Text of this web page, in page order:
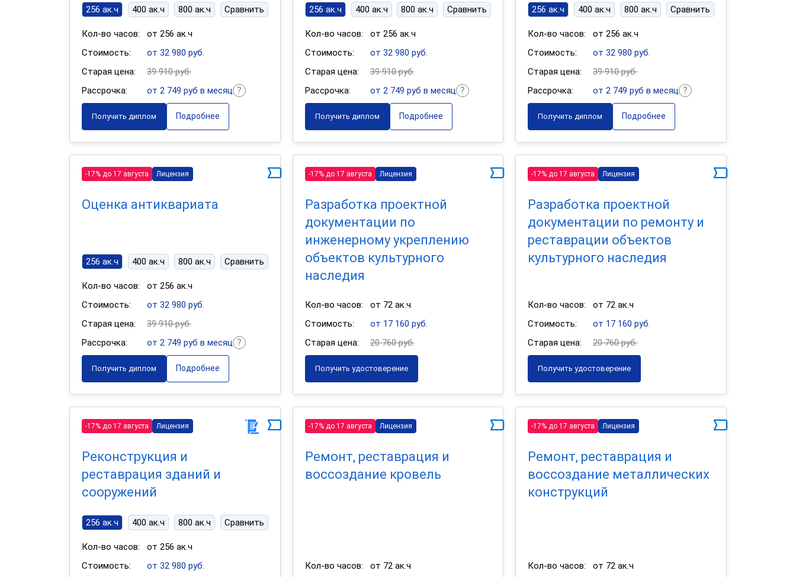
256 ак.ч 400 ак.ч 800 ак.ч Сравнить
Кол-во часов:
от 256 ак.ч
Стоимость:
от 32 980 руб.
Старая цена:
39 910 руб.
Рассрочка:
от 2 749 руб в месяц
Получить диплом Подробнее
256 ак.ч 400 ак.ч 800 ак.ч Сравнить
Кол-во часов:
от 256 ак.ч
Стоимость:
от 32 980 руб.
Старая цена:
39 910 руб.
Рассрочка:
от 2 749 руб в месяц
Получить диплом Подробнее
256 ак.ч 400 ак.ч 800 ак.ч Сравнить
Кол-во часов:
от 256 ак.ч
Стоимость:
от 32 980 руб.
Старая цена:
39 910 руб.
Рассрочка:
от 2 749 руб в месяц
Получить диплом Подробнее
-17% до 17 августа Лицензия
Оценка антиквариата
256 ак.ч 400 ак.ч 800 ак.ч Сравнить
Кол-во часов:
от 256 ак.ч
Стоимость:
от 32 980 руб.
Старая цена:
39 910 руб.
Рассрочка:
от 2 749 руб в месяц
Получить диплом Подробнее
-17% до 17 августа Лицензия
Разработка проектной
документации по
инженерному укреплению
объектов культурного
наследия
Кол-во часов:
от 72 ак.ч
Стоимость:
от 17 160 руб.
Старая цена:
20 760 руб.
Получить удостоверение
-17% до 17 августа Лицензия
Разработка проектной
документации по ремонту и
реставрации объектов
культурного наследия
Кол-во часов:
от 72 ак.ч
Стоимость:
от 17 160 руб.
Старая цена:
20 760 руб.
Получить удостоверение
-17% до 17 августа Лицензия
Реконструкция и
реставрация зданий и
сооружений
256 ак.ч 400 ак.ч 800 ак.ч Сравнить
Кол-во часов:
от 256 ак.ч
Стоимость:
от 32 980 руб.
-17% до 17 августа Лицензия
Ремонт, реставрация и
воссоздание кровель
Кол-во часов:
от 72 ак.ч
-17% до 17 августа Лицензия
Ремонт, реставрация и
воссоздание металлических
конструкций
Кол-во часов:
от 72 ак.ч